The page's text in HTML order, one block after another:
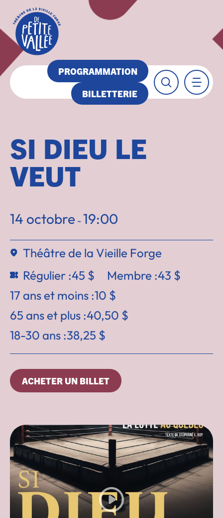
PROGRAMMATION
BILLETTERIE
SI DIEU LE
VEUT
14 octobre - 19:00
Théâtre de la Vieille Forge
Régulier :45 $ Membre :43 $
17 ans et moins :10 $
65 ans et plus :40,50 $
18-30 ans :38,25 $
ACHETER UN BILLET